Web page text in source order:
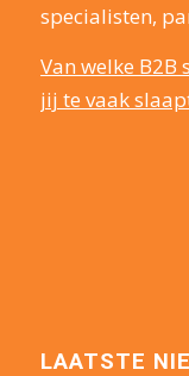
specialisten,
Van welke
jij te vaak
LAATSTE